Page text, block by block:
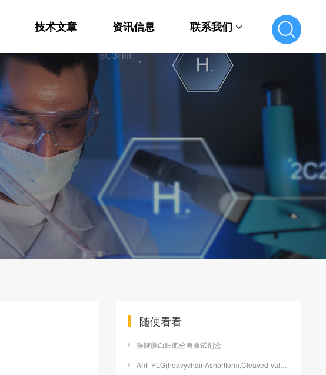
技术文章 资讯信息 联系我们
联系我们
随便看看
猴脾脏白细胞分离液试剂盒
Anti-PLG(heavychainAshortform,Cleaved-Val98)PolyclonalAntibody